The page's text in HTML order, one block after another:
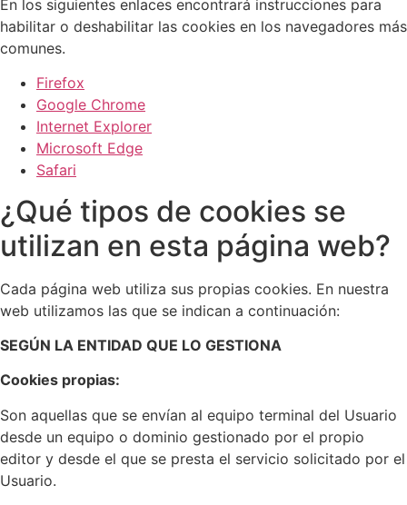
En los siguientes enlaces encontrará instrucciones para
habilitar o deshabilitar las cookies en los navegadores más
comunes.
Firefox
Google Chrome
Internet Explorer
Microsoft Edge
Safari
¿Qué tipos de cookies se
utilizan en esta página web?
Cada página web utiliza sus propias cookies. En nuestra
web utilizamos las que se indican a continuación:
SEGÚN LA ENTIDAD QUE LO GESTIONA
Cookies propias:
Son aquellas que se envían al equipo terminal del Usuario
desde un equipo o dominio gestionado por el propio
editor y desde el que se presta el servicio solicitado por el
Usuario.